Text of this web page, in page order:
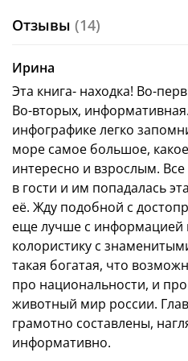
запомнил
Книга«Россия. 1000
входит в коллекцию
коллекции познакомят
мира и помогут найти свое
Отзывы (14)
Ирина
Эта книга- находка! Во-
Во-вторых,
инфографике легко
море самое большое,
интересно и взрослым.
в гости и им попадалась
её. Жду подобной с
еще лучше с информацией
колористику с
такая богатая, что
про национальности, и
животный мир россии.
грамотно составлены,
информативно.